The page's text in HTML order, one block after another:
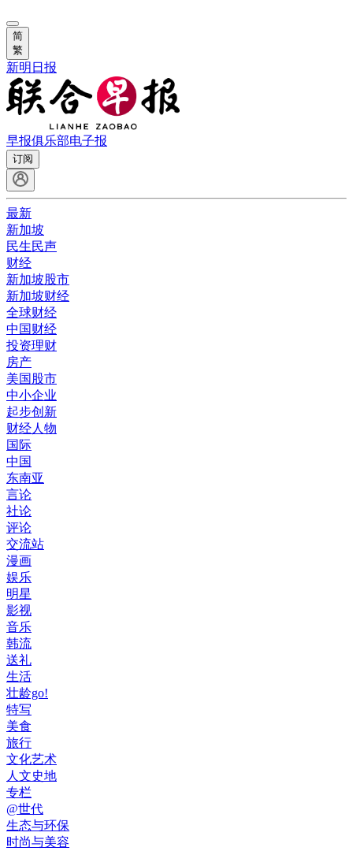
简
繁
新明日报
早报俱乐部电子报
订阅
最新
新加坡
民生民声
财经
新加坡股市
新加坡财经
全球财经
中国财经
投资理财
房产
美国股市
中小企业
起步创新
财经人物
国际
中国
东南亚
言论
社论
评论
交流站
漫画
娱乐
明星
影视
音乐
韩流
送礼
生活
壮龄go!
特写
美食
旅行
文化艺术
人文史地
专栏
@世代
生态与环保
时尚与美容